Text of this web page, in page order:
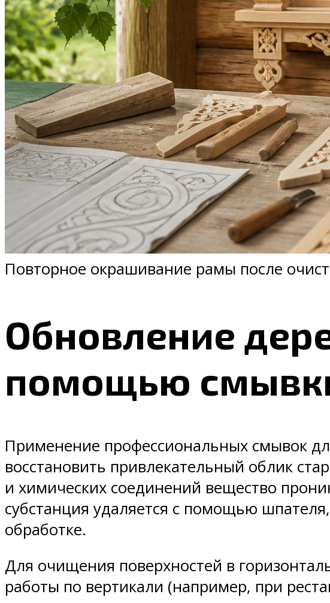
Повторное окрашивание рамы после
Обновление
помощью
Применение профессиональных смывок
восстановить привлекательный облик
и химических соединений вещество
субстанция удаляется с помощью
обработке.
Для очищения поверхностей в
работы по вертикали (например, при